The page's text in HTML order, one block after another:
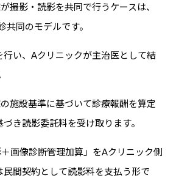
撮影・読影を共同で行うケースは、
共同のモデルです。
行い、Aクリニックが主治医として結
施設基準に基づいて診療報酬を算定
き読影委託料を受け取ります。
画像診断管理加算」をAクリニック側
間契約として読影料を支払う形で